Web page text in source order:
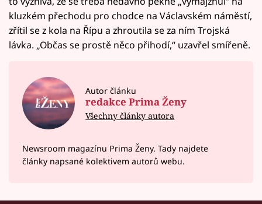
kluzkém přechodu pro chodce na Václavském náměstí,
zřítil se z kola na Řípu a zhroutila se za ním Trojská
lávka. „Občas se prostě něco přihodí,“ uzavřel smířeně.
Autor článku
redakce Prima Ženy
Všechny články autora
Newsroom magazínu Prima Ženy. Tady najdete
články napsané kolektivem autorů webu.